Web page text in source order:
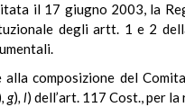
il 17 giugno 2003, la
degli artt. 1 e 2
composizione del
, g), l) dell’art. 117 Cost., per